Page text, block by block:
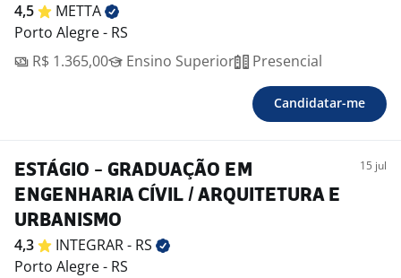
4,5
METTA
Porto Alegre - RS
R$ 1.365,00
Ensino Superior Presencial
Candidatar-me
ESTÁGIO - GRADUAÇÃO EM
ENGENHARIA CÍVIL / ARQUITETURA E
URBANISMO
15 jul
4,3 INTEGRAR - RS
Porto Alegre - RS